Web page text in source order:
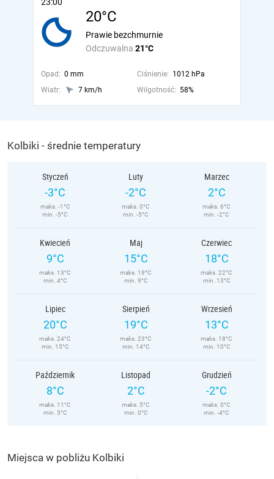
20°C
Odczuwalna 21°C
Prawie bezchmurnie
Opad: 0 mm Ciśnienie: 1012 hPa
Wiatr:
7 km/h Wilgotność: 58%
Kolbiki - średnie temperatury
Styczeń
-3°C
maks. -1°C
min. -5°C
Luty
-2°C
maks. 0°C
min. -5°C
Marzec
2°C
maks. 6°C
min. -2°C
Kwiecień
9°C
maks. 13°C
min. 4°C
Maj
15°C
maks. 19°C
min. 9°C
Czerwiec
18°C
maks. 22°C
min. 13°C
Lipiec
20°C
maks. 24°C
min. 15°C
Sierpień
19°C
maks. 23°C
min. 14°C
Wrzesień
13°C
maks. 18°C
min. 10°C
Październik
8°C
maks. 11°C
min. 5°C
Listopad
2°C
maks. 5°C
min. 0°C
Grudzień
-2°C
maks. 0°C
min. -4°C
Miejsca w pobliżu Kolbiki